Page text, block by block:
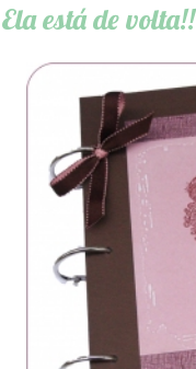
Ela está de volta!!